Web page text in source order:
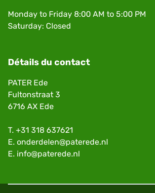
Monday to Friday 8:00 AM to 5:00 PM
Saturday: Closed
Détails du contact
PATER Ede
Fultonstraat 3
6716 AX Ede
T. +31 318 637621
E. onderdelen@paterede.nl
E. info@paterede.nl